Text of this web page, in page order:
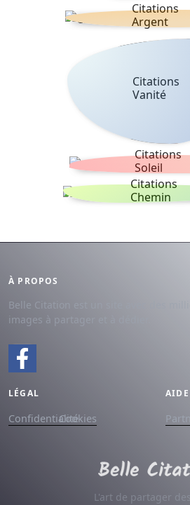
Citations
Argent
Citations
Vanité
Citations
Soleil
Citations
Chemin
À PROPOS
Belle Citation est un site avec des
images à partager et à dédier.
LÉGAL
ConfidentialitéCookies
AIDE
L'art de partager des